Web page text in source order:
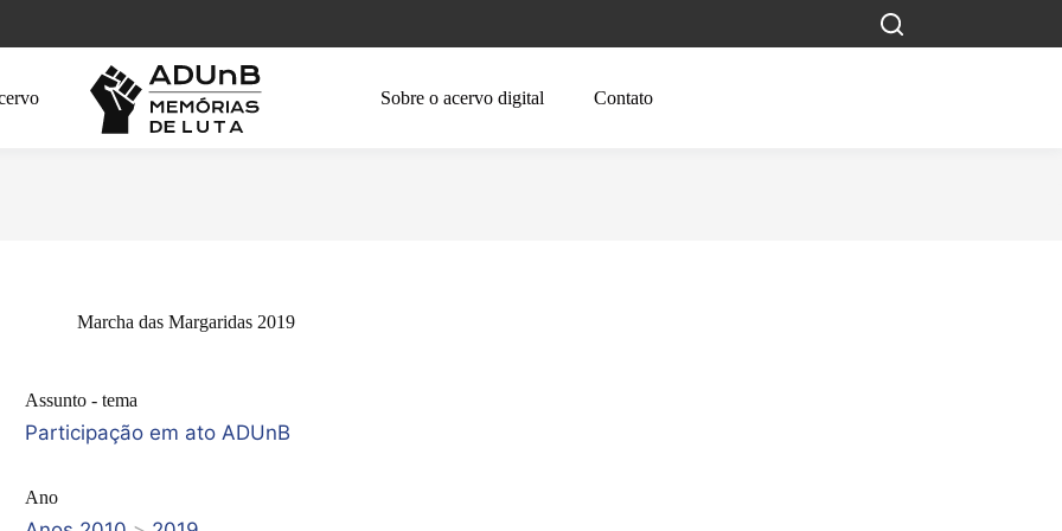
Sobre o acervo digital Contato
Marcha das Margaridas 2019
Assunto - tema
Participação em ato ADUnB
Ano